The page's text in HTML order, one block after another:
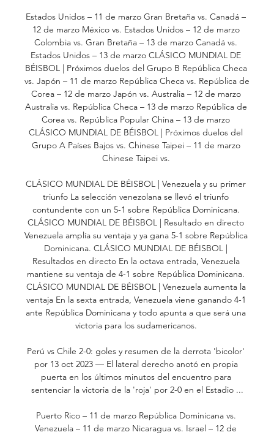
Estados Unidos – 11 de marzo Gran Bretaña vs. Canadá –
12 de marzo México vs. Estados Unidos – 12 de marzo
Colombia vs. Gran Bretaña – 13 de marzo Canadá vs.
Estados Unidos – 13 de marzo CLÁSICO MUNDIAL DE
BÉISBOL | Próximos duelos del Grupo B República Checa
vs. Japón – 11 de marzo República Checa vs. República de
Corea – 12 de marzo Japón vs. Australia – 12 de marzo
Australia vs. República Checa – 13 de marzo República de
Corea vs. República Popular China – 13 de marzo
CLÁSICO MUNDIAL DE BÉISBOL | Próximos duelos del
Grupo A Países Bajos vs. Chinese Taipei – 11 de marzo
Chinese Taipei vs.
CLÁSICO MUNDIAL DE BÉISBOL | Venezuela y su primer
triunfo La selección venezolana se llevó el triunfo
contundente con un 5-1 sobre República Dominicana.
CLÁSICO MUNDIAL DE BÉISBOL | Resultado en directo
Venezuela amplía su ventaja y ya gana 5-1 sobre República
Dominicana. CLÁSICO MUNDIAL DE BÉISBOL |
Resultados en directo En la octava entrada, Venezuela
mantiene su ventaja de 4-1 sobre República Dominicana.
CLÁSICO MUNDIAL DE BÉISBOL | Venezuela aumenta la
ventaja En la sexta entrada, Venezuela viene ganando 4-1
ante República Dominicana y todo apunta a que será una
victoria para los sudamericanos.
Perú vs Chile 2-0: goles y resumen de la derrota 'bicolor'
por 13 oct 2023 — El lateral derecho anotó en propia
puerta en los últimos minutos del encuentro para
sentenciar la victoria de la 'roja' por 2-0 en el Estadio ...
Puerto Rico – 11 de marzo República Dominicana vs.
Venezuela – 11 de marzo Nicaragua vs. Israel – 12 de